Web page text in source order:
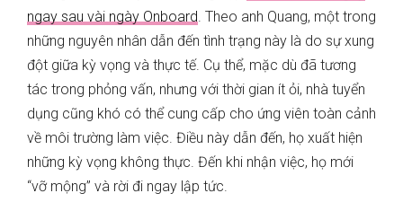
ngay sau vài ngày Onboard . Theo anh Quang, một trong
những nguyên nhân dẫn đến tình trạng này là do sự xung
đột giữa kỳ vọng và thực tế. Cụ thể, mặc dù đã tương
tác trong phỏng vấn, nhưng với thời gian ít ỏi, nhà tuyển
dụng cũng khó có thể cung cấp cho ứng viên toàn cảnh
về môi trường làm việc. Điều này dẫn đến, họ xuất hiện
những kỳ vọng không thực. Đến khi nhận việc, họ mới
“vỡ mộng” và rời đi ngay lập tức.